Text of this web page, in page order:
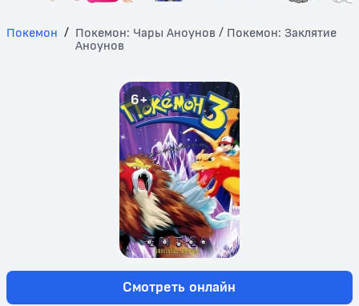
Покемон / Покемон: Чары Аноунов / Покемон: Заклятие
Аноунов
6+
Смотреть онлайн